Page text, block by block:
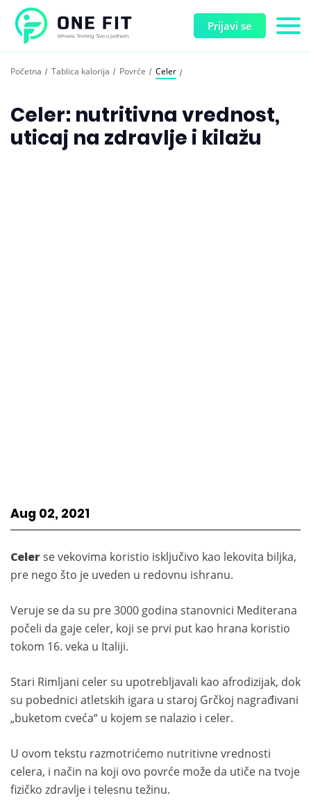
Prijavi se
Početna Tablica kalorija Povrće Celer
Celer: nutritivna vrednost,
uticaj na zdravlje i kilažu
Aug 02, 2021
Celerse vekovima koristio isključivo kao lekovita biljka,
pre nego što je uveden u redovnu ishranu.
Veruje se da su pre 3000 godina stanovnici Mediterana
počeli da gaje celer, koji se prvi put kao hrana koristio
tokom 16. veka u Italiji.
Stari Rimljani celer su upotrebljavali kao afrodizijak, dok
su pobednici atletskih igara u staroj Grčkoj nagrađivani
„buketom cveća“ u kojem se nalazio i celer.
U ovom tekstu razmotrićemo nutritivne vrednosti
celera, i način na koji ovo povrće može da utiče na tvoje
fizičko zdravlje i telesnu težinu.